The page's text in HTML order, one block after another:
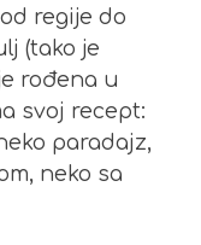
regije do
(tako je
rođena u
svoj recept:
paradajz,
neko sa